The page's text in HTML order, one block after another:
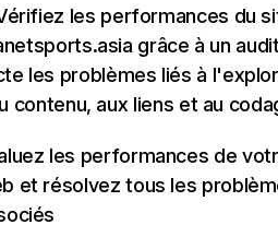
les performances du
grâce à un
les problèmes liés à
contenu, aux liens et au
les performances de
et résolvez tous les